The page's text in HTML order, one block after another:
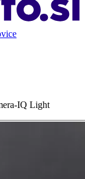
IQ Light